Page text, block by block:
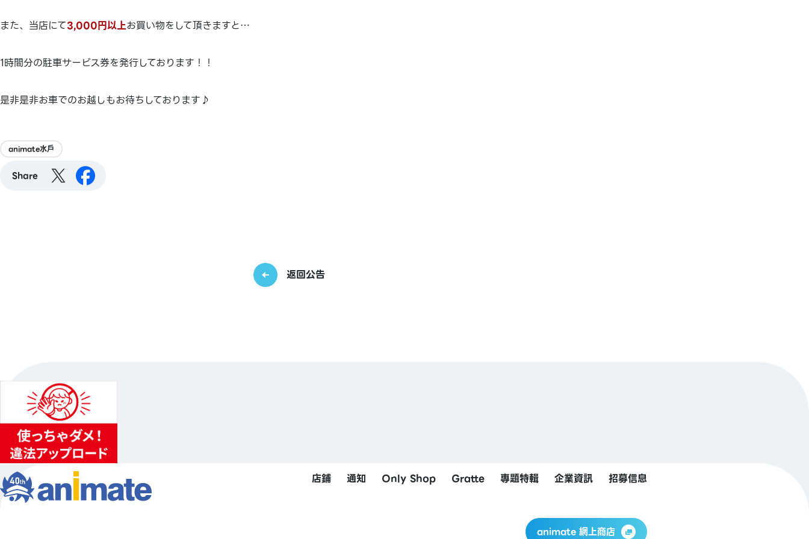
また、当店にて3,000円以上お買い物をして頂きますと…
1時間分の駐車サービス券を発行しております！！
是非是非お車でのお越しもお待ちしております♪
animate水戶
Share
返回公告
店鋪 通知 Only Shop Gratte 專題特輯 企業資訊 招募信息
animate 網上商店